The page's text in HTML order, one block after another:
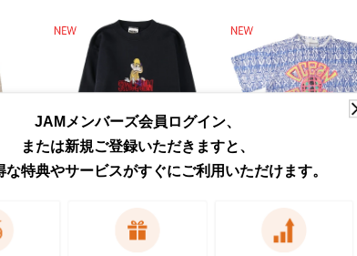
スラッ
LOONEY TUNES ルーニーテューンズ
レディースL
銀タグ サーフ スケートTシャツ
Ocean pacific/オーシャンパシ
JAMメンバーズ会員ログイン、
または新規ご登録いただきますと、
な特典やサービスがすぐにご利用いただけます。